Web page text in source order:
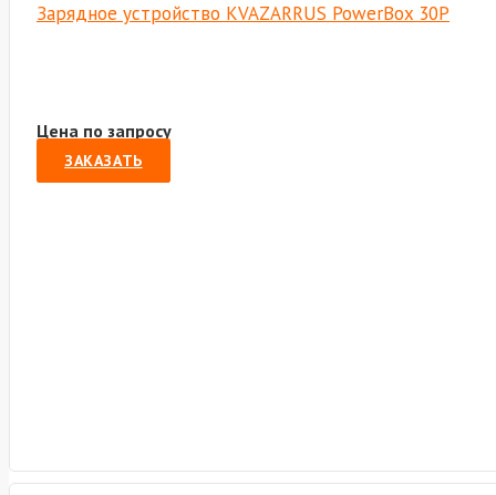
Зарядное устройство KVAZARRUS PowerBox 30P
Цена по запросу
ЗАКАЗАТЬ